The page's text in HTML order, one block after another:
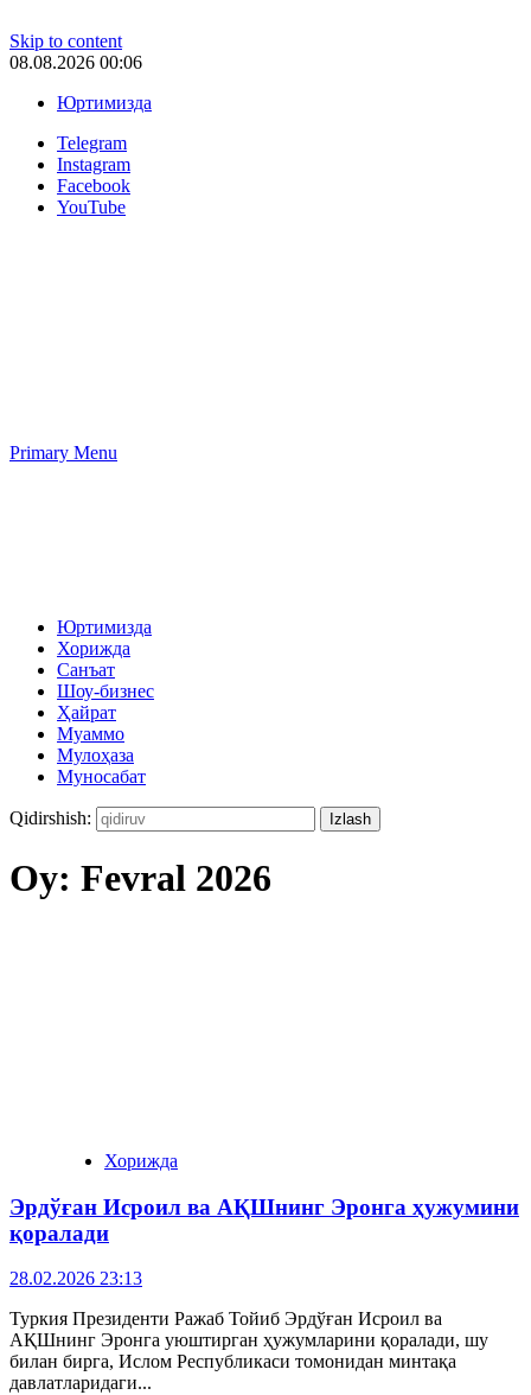
Skip to content
08.08.2026 00:06
Юртимизда
Telegram
Instagram
Facebook
YouTube
Primary Menu
Юртимизда
Хорижда
Санъат
Шоу-бизнес
Ҳайрат
Муаммо
Мулоҳаза
Муносабат
Qidirshish:
Oy: Fevral 2026
Хорижда
Эрдўған Исроил ва АҚШнинг Эронга ҳужумини
қоралади
28.02.2026 23:13
Туркия Президенти Ражаб Тойиб Эрдўған Исроил ва
АҚШнинг Эронга уюштирган ҳужумларини қоралади, шу
билан бирга, Ислом Республикаси томонидан минтақа
давлатларидаги...